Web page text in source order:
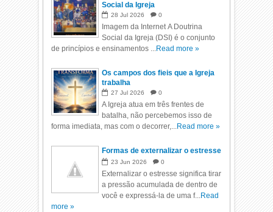
Social da Igreja
28 Jul 2026 0
Imagem da Internet A Doutrina
Social da Igreja (DSI) é o conjunto
de princípios e ensinamentos ...Read more »
Os campos dos fieis que a Igreja
trabalha
27 Jul 2026 0
A Igreja atua em três frentes de
batalha, não percebemos isso de
forma imediata, mas com o decorrer,...Read more »
Formas de externalizar o estresse
23 Jun 2026 0
Externalizar o estresse significa tirar
a pressão acumulada de dentro de
você e expressá-la de uma f...Read
more »